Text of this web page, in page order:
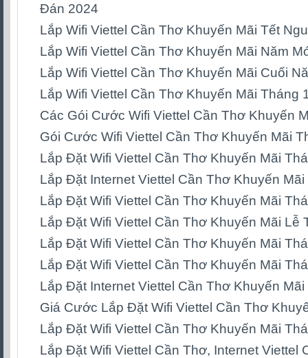
Đán 2024
Lắp Wifi Viettel Cần Thơ Khuyến Mãi Tết
Lắp Wifi Viettel Cần Thơ Khuyến Mãi Năm
Lắp Wifi Viettel Cần Thơ Khuyến Mãi Cuối
Lắp Wifi Viettel Cần Thơ Khuyến Mãi Tháng
Các Gói Cước Wifi Viettel Cần Thơ Khuyến
Gói Cước Wifi Viettel Cần Thơ Khuyến Mãi
Lắp Đặt Wifi Viettel Cần Thơ Khuyến Mãi
Lắp Đặt Internet Viettel Cần Thơ Khuyến
Lắp Đặt Wifi Viettel Cần Thơ Khuyến Mãi
Lắp Đặt Wifi Viettel Cần Thơ Khuyến Mãi Lễ
Lắp Đặt Wifi Viettel Cần Thơ Khuyến Mãi
Lắp Đặt Wifi Viettel Cần Thơ Khuyến Mãi
Lắp Đặt Internet Viettel Cần Thơ Khuyến
Giá Cước Lắp Đặt Wifi Viettel Cần Thơ
Lắp Đặt Wifi Viettel Cần Thơ Khuyến Mãi
Lắp Đặt Wifi Viettel Cần Thơ, Internet Viettel